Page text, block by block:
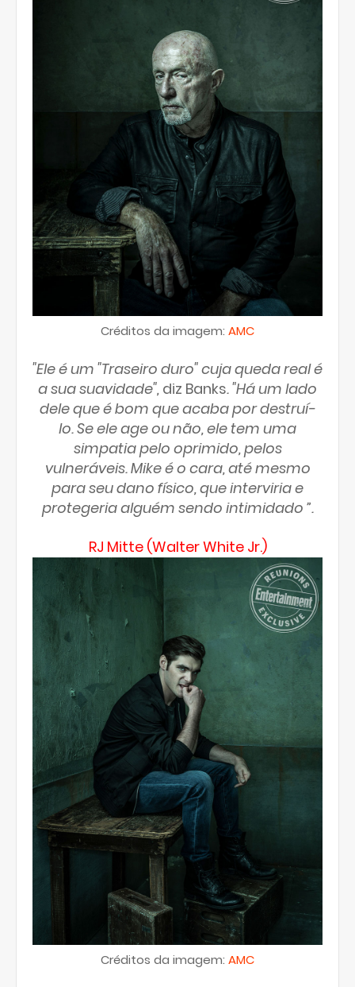
Créditos da imagem: AMC
"Ele é um "Traseiro duro" cuja queda real é
a sua suavidade", diz Banks. "Há um lado
dele que é bom que acaba por destruí-
lo. Se ele age ou não, ele tem uma
simpatia pelo oprimido, pelos
vulneráveis. Mike é o cara, até mesmo
para seu dano físico, que interviria e
protegeria alguém sendo intimidado ”.
RJ Mitte (Walter White Jr.)
Créditos da imagem: AMC